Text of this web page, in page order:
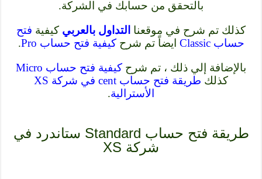
بالتحقق من حسابك في الشركة.
كذلك تم شرح في موقعنا التداول بالعربي كيفية فتح
حساب Classic
ايضاً تم شرحكيفية فتح حساب Pro
.
بالإضافة إلي ذلك ، تم شرح كيفية فتح حساب Micro
كذلك
طريقة فتح حساب cent في شركة XS
الأسترالية.
طريقة فتح حساب Standard ستاندرد في
شركة XS